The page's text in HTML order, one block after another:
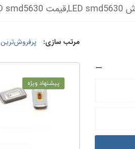
مرتب سازی: پرفروش‌ترین
پیشنهاد ویژه